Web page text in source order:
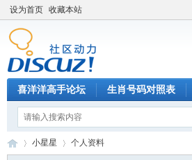
设为首页 收藏本站
喜洋洋高手论坛 生肖号码对照表
小星星 个人资料